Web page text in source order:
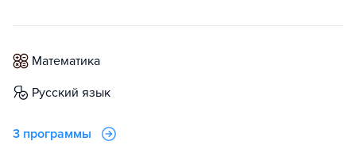
математика
русский язык
3 программы